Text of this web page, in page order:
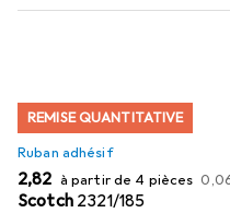
REMISE QUANTITATIVE
Ruban adhésif
EUR
2,82 à partir de 4 pièces EUR
Scotch 2321/185